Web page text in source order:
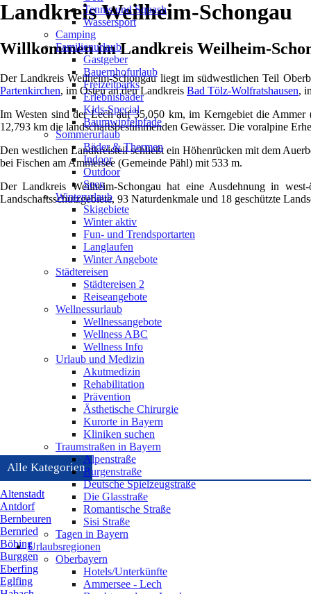
Landkreis Weilheim-Schongau
Willkommen im Landkreis Weilheim-
Der Landkreis Weilheim-Schongau liegt im südwestlichen Teil
Partenkirchen, im Osten an den Landkreis Bad Tölz-Wolfratshausen,
Im Westen sind der Lech auf 35,050 km, im Kerngebiet die
12,793 km die landschaftsbestimmenden Gewässer. Die voralpine
Den westlichen Landkreisteil schließt ein Höhenrücken mit dem
bei Fischen am Ammersee (Gemeinde Pähl) mit 533 m.
Der Landkreis Weilheim-Schongau hat eine Ausdehnung in
Landschaftsschutzgebiete, 93 Naturdenkmale und 18 geschützte
Alle Kategorien
Altenstadt
Antdorf
Bernbeuren
Bernried
Böbing
Burggen
Eberfing
Eglfing
Tennis und Squash
Wassersport
Camping
Familienurlaub
Gastgeber
Bauernhofurlaub
Freizeitparks
Erlebnisbäder
Kids-Special
Baumwipfelpfade
Sommerurlaub
Bäder & Thermen
Indoor
Outdoor
Seen
Winterurlaub
Skigebiete
Winter aktiv
Fun- und Trendsportarten
Langlaufen
Winter Angebote
Städtereisen
Städtereisen 2
Reiseangebote
Wellnessurlaub
Wellnessangebote
Wellness ABC
Wellness Info
Urlaub und Medizin
Akutmedizin
Rehabilitation
Prävention
Ästhetische Chirurgie
Kurorte in Bayern
Kliniken suchen
Traumstraßen in Bayern
Alpenstraße
Burgenstraße
Deutsche Spielzeugstraße
Die Glasstraße
Romantische Straße
Sisi Straße
Tagen in Bayern
Urlaubsregionen
Oberbayern
Hotels/Unterkünfte
Ammersee - Lech